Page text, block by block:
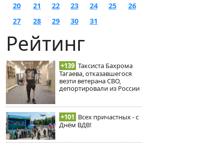
20
21 22 23 24 25
26
27
28 29 30 31
Рейтинг
+139 Таксиста Бахрома
Тагаева, отказавшегося
везти ветерана СВО,
депортировали из России
+101 Всех причастных - с
Днём ВДВ!